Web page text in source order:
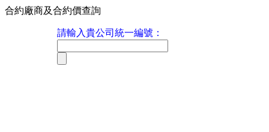
合約廠商及合約價查詢
請輸入貴公司統一編號：